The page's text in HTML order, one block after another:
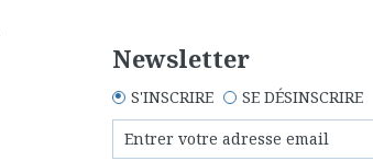
Newsletter
S'INSCRIRE SE DÉSINSCRIRE